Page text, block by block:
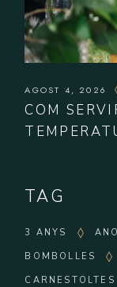
AGOST 4, 2026
COM
TAG
3 ANYS
BOMBOLLES
CARNESTOLTES